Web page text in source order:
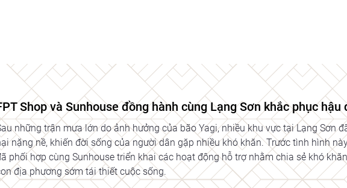
Shop và Sunhouse đồng hành cùng Lạng Sơn khắc phục hậu
những trận mưa lớn do ảnh hưởng của bão Yagi, nhiều khu vực tại Lạng Sơn
nặng nề, khiến đời sống của người dân gặp nhiều khó khăn. Trước tình hình
phối hợp cùng Sunhouse triển khai các hoạt động hỗ trợ nhằm chia sẻ khó
địa phương sớm tái thiết cuộc sống.